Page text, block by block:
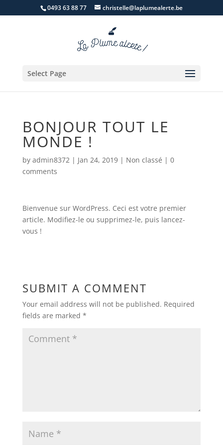
0493 63 88 77 christelle@laplumealerte.be
Select Page
BONJOUR TOUT LE
MONDE !
by admin8372| Jan 24, 2019| Non classé | 0
comments
Bienvenue sur WordPress. Ceci est votre premier
article. Modifiez-le ou supprimez-le, puis lancez-
vous !
SUBMIT A COMMENT
Your email address will not be published. Required
fields are marked *